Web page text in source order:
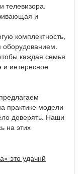
телевизора.
и
комплектность,
каждая семья
и интересное
практике модели
доверять. Наши
на этих
это удачнй